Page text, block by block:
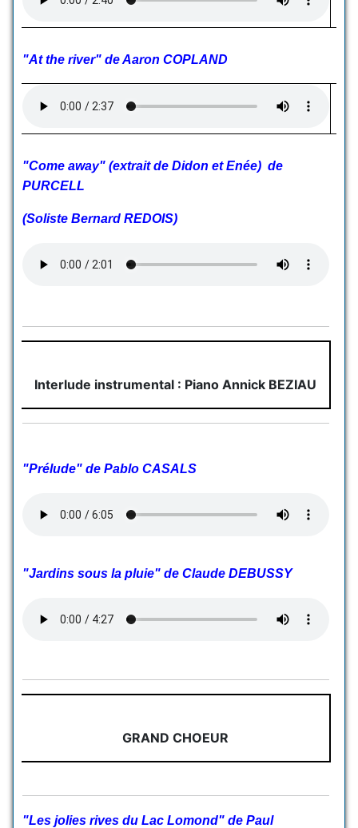
"At the river" de Aaron COPLAND
"Come away" (extrait de Didon et Enée) de
PURCELL
(Soliste Bernard REDOIS)
Interlude instrumental : Piano Annick BEZIAU
"Prélude" de Pablo CASALS
"Jardins sous la pluie" de Claude DEBUSSY
GRAND CHOEUR
"Les jolies rives du Lac Lomond" de Paul